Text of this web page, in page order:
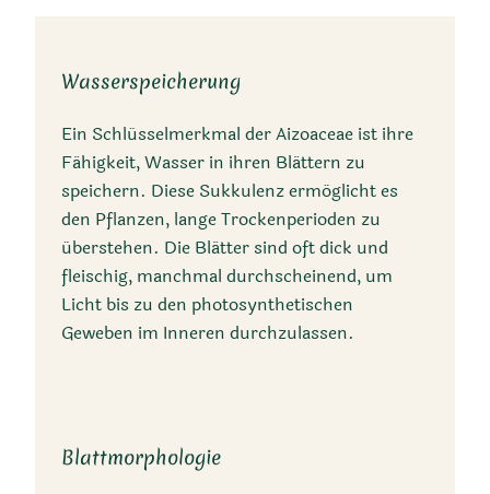
Wasserspeicherung
Ein Schlüsselmerkmal der Aizoaceae ist ihre
Fähigkeit, Wasser in ihren Blättern zu
speichern. Diese Sukkulenz ermöglicht es
den Pflanzen, lange Trockenperioden zu
überstehen. Die Blätter sind oft dick und
fleischig, manchmal durchscheinend, um
Licht bis zu den photosynthetischen
Geweben im Inneren durchzulassen.
Blattmorphologie